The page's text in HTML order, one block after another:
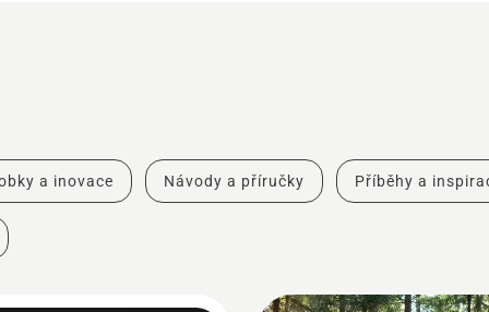
a inovace Návody a příručky Příběhy a